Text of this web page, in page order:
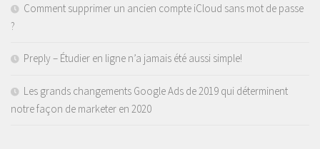
Comment supprimer un ancien compte iCloud sans mot de passe
?
Preply – Étudier en ligne n’a jamais été aussi simple!
Les grands changements Google Ads de 2019 qui déterminent
notre façon de marketer en 2020